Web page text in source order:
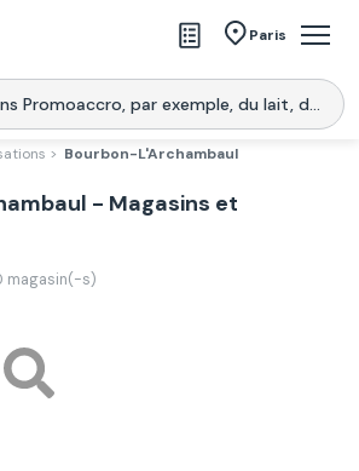
Paris
Télécharger
> Bourbon-L'Archambaul
- Magasins et
magasin(-s)